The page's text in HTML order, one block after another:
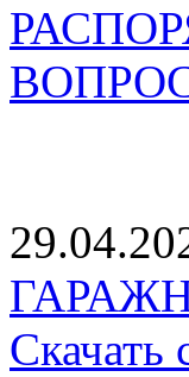
Скачать